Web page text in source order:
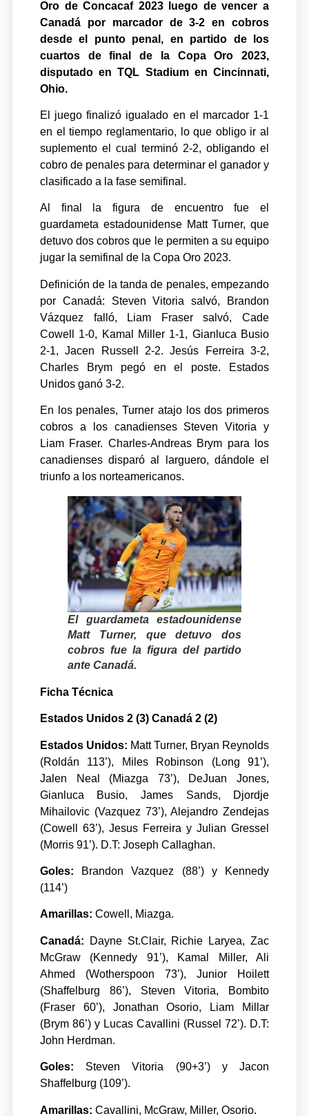
Oro de Concacaf 2023 luego de vencer a
Canadá por marcador de 3-2 en cobros
desde el punto penal, en partido de los
cuartos de final de la Copa Oro 2023,
disputado en TQL Stadium en Cincinnati,
Ohio.
El juego finalizó igualado en el marcador 1-1
en el tiempo reglamentario, lo que obligo ir al
suplemento el cual terminó 2-2, obligando el
cobro de penales para determinar el ganador y
clasificado a la fase semifinal.
Al final la figura de encuentro fue el
guardameta estadounidense Matt Turner, que
detuvo dos cobros que le permiten a su equipo
jugar la semifinal de la Copa Oro 2023.
Definición de la tanda de penales, empezando
por Canadá: Steven Vitoria salvó, Brandon
Vázquez falló, Liam Fraser salvó, Cade
Cowell 1-0, Kamal Miller 1-1, Gianluca Busio
2-1, Jacen Russell 2-2. Jesús Ferreira 3-2,
Charles Brym pegó en el poste. Estados
Unidos ganó 3-2.
En los penales, Turner atajo los dos primeros
cobros a los canadienses Steven Vitoria y
Liam Fraser. Charles-Andreas Brym para los
canadienses disparó al larguero, dándole el
triunfo a los norteamericanos.
El guardameta estadounidense
Matt Turner, que detuvo dos
cobros fue la figura del partido
ante Canadá.
Ficha Técnica
Estados Unidos 2 (3) Canadá 2 (2)
Estados Unidos: Matt Turner, Bryan Reynolds
(Roldán 113’), Miles Robinson (Long 91’),
Jalen Neal (Miazga 73’), DeJuan Jones,
Gianluca Busio, James Sands, Djordje
Mihailovic (Vazquez 73’), Alejandro Zendejas
(Cowell 63’), Jesus Ferreira y Julian Gressel
(Morris 91’). D.T: Joseph Callaghan.
Goles:
Brandon Vazquez (88’) y Kennedy
(114’)
Amarillas: Cowell, Miazga.
Canadá:
Dayne St.Clair, Richie Laryea, Zac
McGraw (Kennedy 91’), Kamal Miller, Ali
Ahmed (Wotherspoon 73’), Junior Hoilett
(Shaffelburg 86’), Steven Vitoria, Bombito
(Fraser 60’), Jonathan Osorio, Liam Millar
(Brym 86’) y Lucas Cavallini (Russel 72’). D.T:
John Herdman.
Goles: Steven Vitoria (90+3’) y Jacon
Shaffelburg (109’).
Amarillas: Cavallini, McGraw, Miller, Osorio.